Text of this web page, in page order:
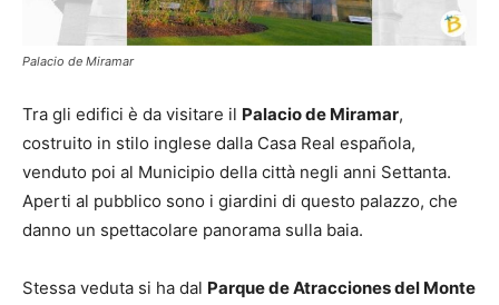
Palacio de Miramar
Tra gli edifici è da visitare il Palacio de Miramar,
costruito in stilo inglese dalla Casa Real española,
venduto poi al Municipio della città negli anni Settanta.
Aperti al pubblico sono i giardini di questo palazzo, che
danno un spettacolare panorama sulla baia.
Stessa veduta si ha dal Parque de Atracciones del Monte